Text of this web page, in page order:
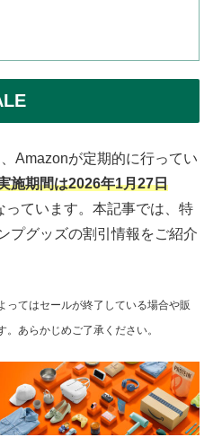
Amazonが定期的に行ってい
施期間は2026年1月27日
っています。本記事では、特
プグッズの割引情報をご紹介
てはセールが終了している場合や販
あらかじめご了承ください。